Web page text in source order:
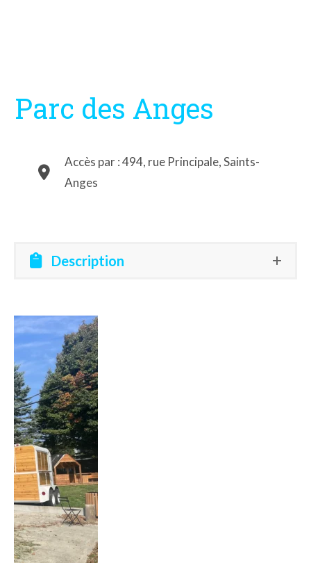
Parc des Anges
Accès par : 494, rue Principale, Saints-
Anges
Description